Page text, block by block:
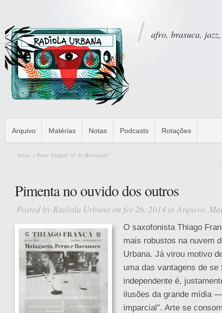
afro, brasuca,
Arquivo Matérias Notas Podcasts Rotações
Início » Posts Tagged "Ó do Borogodó"
Pimenta no ouvido dos outros
Posted by Radiola Urbana on fev 26, 2014 inArquivo,
O saxofonista Thiago
mais robustos na nuvem
Urbana. Já virou motivo
uma das vantagens de se
independente é,
ilusões da grande mídia
imparcial”. Arte se